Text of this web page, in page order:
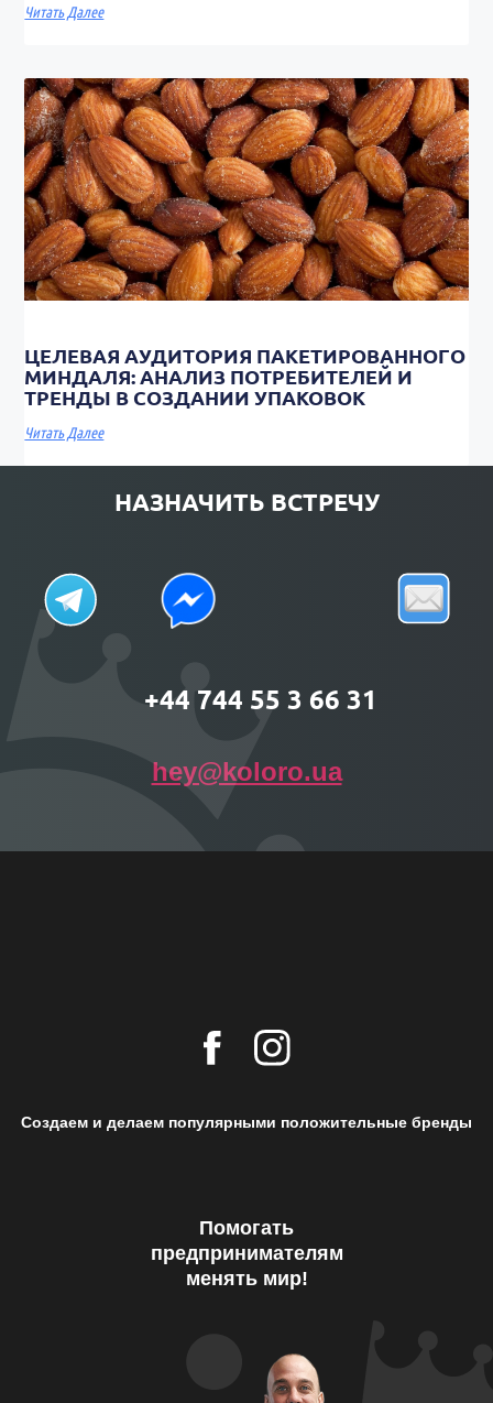
Читать Далее
ЦЕЛЕВАЯ АУДИТОРИЯ ПАКЕТИРОВАННОГО
МИНДАЛЯ: АНАЛИЗ ПОТРЕБИТЕЛЕЙ И
ТРЕНДЫ В СОЗДАНИИ УПАКОВОК
Читать Далее
НАЗНАЧИТЬ ВСТРЕЧУ
+44 744 55 3 66 31
hey@koloro.ua
Создаем и делаем популярными положительные бренды
Помогать
предпринимателям
менять мир!